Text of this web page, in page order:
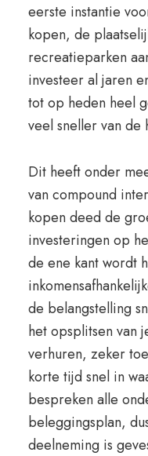
eerste instantie
kopen, de
recreatieparken
investeer al jaren
tot op heden heel
veel sneller van de
Dit heeft onder
van compound
kopen deed de
investeringen op
de ene kant wordt
de belangstelling
het opsplitsen van
verhuren, zeker
korte tijd snel in
bespreken alle
beleggingsplan,
deelneming is